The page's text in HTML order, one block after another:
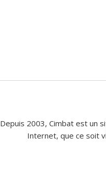
Depuis 2003, Cimbat est un
Internet, que ce soit